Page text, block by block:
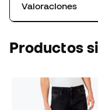
Valoraciones
Productos